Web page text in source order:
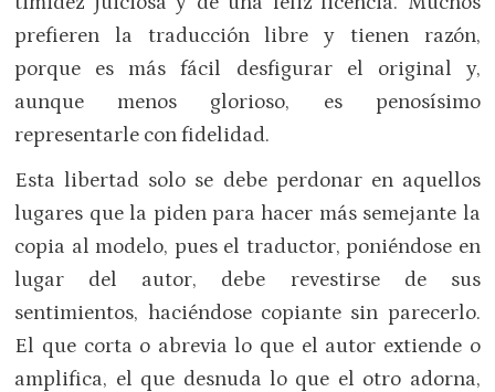
prefieren la traducción libre y tienen razón,
porque es más fácil desfigurar el original y,
aunque menos glorioso, es penosísimo
representarle con fidelidad.
Esta libertad solo se debe perdonar en aquellos
lugares que la piden para hacer más semejante la
copia al modelo, pues el traductor, poniéndose en
lugar del autor, debe revestirse de sus
sentimientos, haciéndose copiante sin parecerlo.
El que corta o abrevia lo que el autor extiende o
amplifica, el que desnuda lo que el otro adorna,